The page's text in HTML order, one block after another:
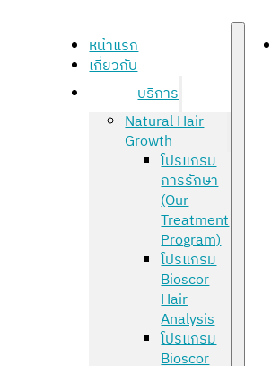
หน้าแรก
เกี่ยวกับ
บริการ
Natural Hair
Growth
โปรแกรม
การรักษา
(Our
Treatment
Program)
โปรแกรม
Bioscor
Hair
Analysis
โปรแกรม
Bioscor